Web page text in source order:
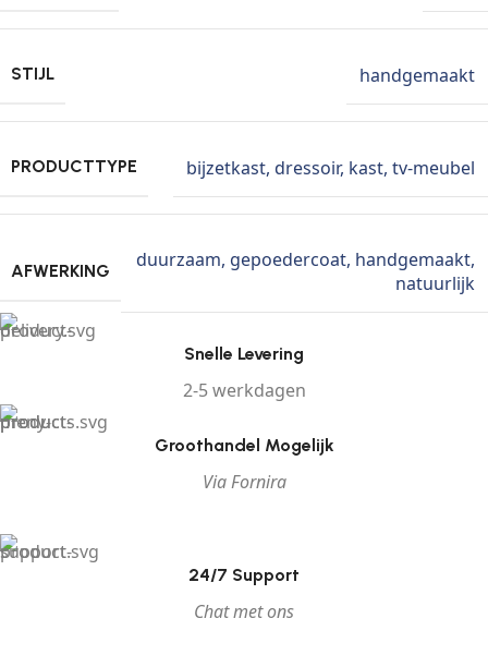
STIJL handgemaakt
PRODUCTTYPE bijzetkast, dressoir, kast, tv-meubel
AFWERKING duurzaam, gepoedercoat, handgemaakt,
natuurlijk
Snelle Levering
2-5 werkdagen
Groothandel Mogelijk
Via Fornira
24/7 Support
Chat met ons